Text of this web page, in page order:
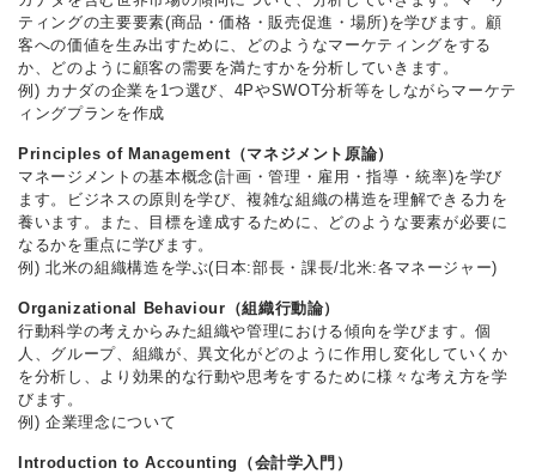
ティングの主要要素(商品・価格・販売促進・場所)を学びます。顧
客への価値を生み出すために、どのようなマーケティングをする
か、どのように顧客の需要を満たすかを分析していきます。
例) カナダの企業を1つ選び、4PやSWOT分析等をしながらマーケテ
ィングプランを作成
Principles of Management（マネジメント原論）
マネージメントの基本概念(計画・管理・雇用・指導・統率)を学び
ます。ビジネスの原則を学び、複雑な組織の構造を理解できる力を
養います。また、目標を達成するために、どのような要素が必要に
なるかを重点に学びます。
例) 北米の組織構造を学ぶ(日本:部長・課長/北米:各マネージャー)
Organizational Behaviour（組織行動論）
行動科学の考えからみた組織や管理における傾向を学びます。個
人、グループ、組織が、異文化がどのように作用し変化していくか
を分析し、より効果的な行動や思考をするために様々な考え方を学
びます。
例) 企業理念について
Introduction to Accounting（会計学入門）